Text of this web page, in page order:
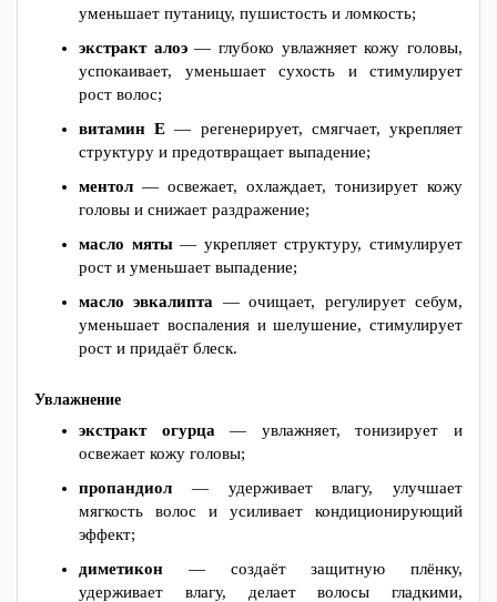
уменьшает путаницу, пушистость и ломкость;
экстракт алоэ— глубоко увлажняет кожу головы,
успокаивает, уменьшает сухость и стимулирует
рост волос;
витамин Е — регенерирует, смягчает, укрепляет
структуру и предотвращает выпадение;
ментол — освежает, охлаждает, тонизирует кожу
головы и снижает раздражение;
масло мяты— укрепляет структуру, стимулирует
рост и уменьшает выпадение;
масло эвкалипта — очищает, регулирует себум,
уменьшает воспаления и шелушение, стимулирует
рост и придаёт блеск.
Увлажнение
экстракт огурца — увлажняет, тонизирует и
освежает кожу головы;
пропандиол — удерживает влагу, улучшает
мягкость волос и усиливает кондиционирующий
эффект;
диметикон — создаёт защитную плёнку,
удерживает влагу, делает волосы гладкими,